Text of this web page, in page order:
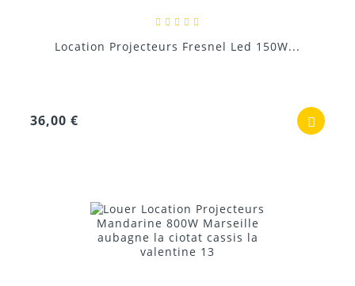
Location Projecteurs Fresnel Led 150W...
36,00 €